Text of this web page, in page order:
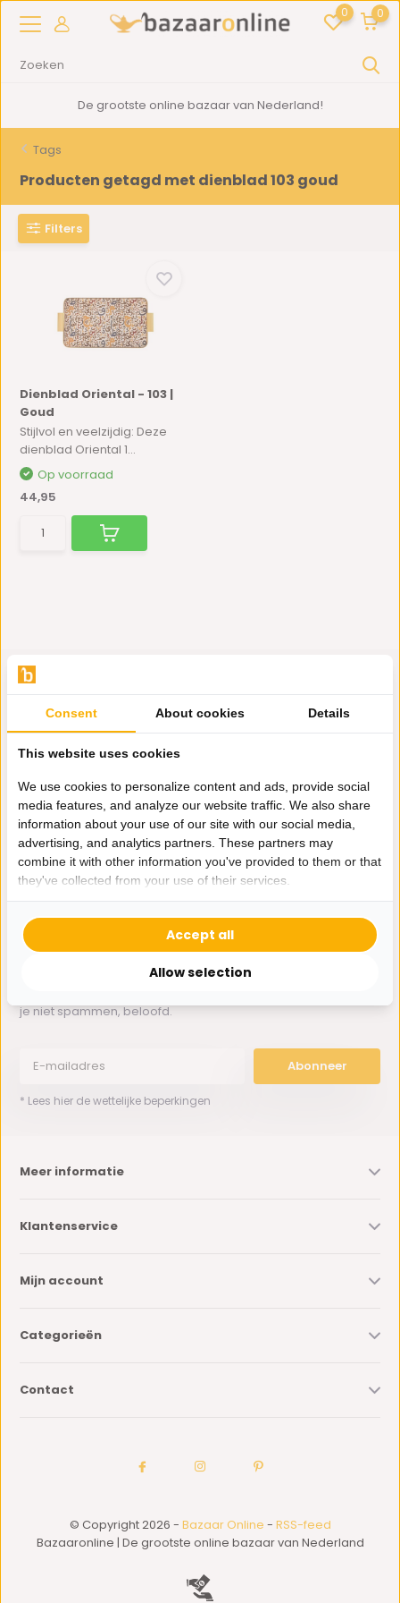
0 0
De grootste online bazaar van Nederland!
Tags
Producten getagd met dienblad 103 goud
Filters
Dienblad Oriental - 103 |
Goud
Stijlvol en veelzijdig: Deze
dienblad Oriental 1...
Op voorraad
44,95
Hulp nodig?
Wij zitten voor je klaar.
Whatsapp ons
0162-231130
klantenservice@bazaaronline.nl
je niet spammen, beloofd.
Abonneer
* Lees hier de wettelijke beperkingen
Meer informatie
Klantenservice
Mijn account
Categorieën
Contact
© Copyright 2026 - Bazaar Online - RSS-feed
Bazaaronline | De grootste online bazaar van Nederland
Consent About cookies Details
This website uses cookies
We use cookies to personalize content and ads, provide social
media features, and analyze our website traffic. We also share
information about your use of our site with our social media,
advertising, and analytics partners. These partners may
combine it with other information you've provided to them or that
they've collected from your use of their services.
Allow selection
Accept all